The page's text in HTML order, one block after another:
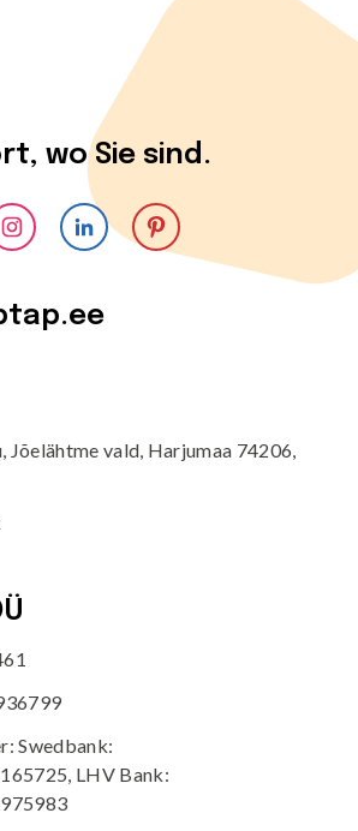
wo Sie sind.
Jõelähtme vald, Harjumaa 74206,
Swedbank:
LHV Bank: